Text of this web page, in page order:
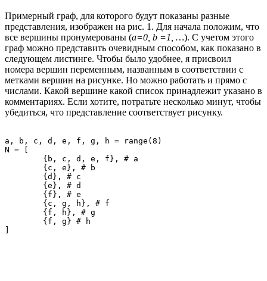
Примерный граф, для которого будут показаны разные
представления, изображен на рис. 1. Для начала положим, что
все вершины пронумерованы (a=0, b =1, …). С учетом этого
граф можно представить очевидным способом, как показано в
следующем листинге. Чтобы было удобнее, я присвоил
номера вершин переменным, названным в соответствии с
метками вершин на рисунке. Но можно работать и прямо с
числами. Какой вершине какой список принадлежит указано в
комментариях. Если хотите, потратьте несколько минут, чтобы
убедиться, что представление соответствует рисунку.
a, b, c, d, e, f, g, h = range(8)
N = [